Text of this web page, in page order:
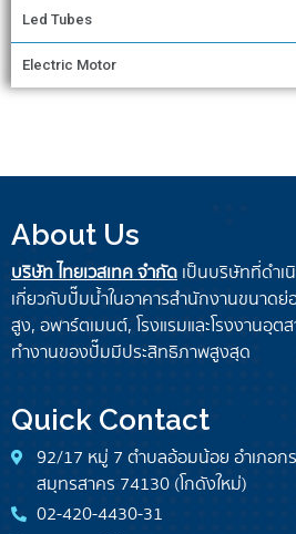
Led Tubes
Electric Motor
About Us
บริษัท ไทยเวสเทค จำกัด เป็นบริษัทที่ดำเ
เกี่ยวกับปั๊มน้ำในอาคารสำนักงานขนาด
สูง, อพาร์ตเมนต์, โรงแรมและโรงงานอุ
ทำงานของปั๊มมีประสิทธิภาพสูงสุด
Quick Contact
92/17 หมู่ 7 ตำบลอ้อมน้อย อำเภอก
สมุทรสาคร 74130 (โกดังใหม่)
02-420-4430-31